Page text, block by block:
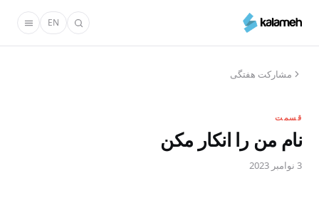
محتوای
EN
مشارکت هفتگی
قسمت
نام من را انکار مکن
3 نوامبر 2023